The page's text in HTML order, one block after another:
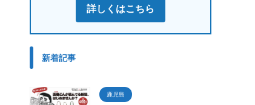
詳しくはこちら
新着記事
鹿児島